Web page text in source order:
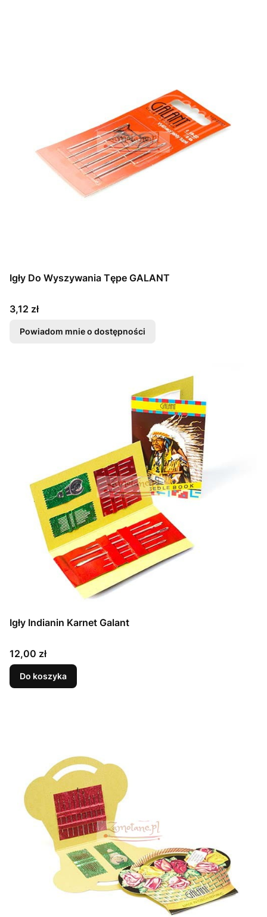
Igły Do Wyszywania Tępe GALANT
Cena
3,12 zł
Powiadom mnie o dostępności
Igły Indianin Karnet Galant
Cena
12,00 zł
Do koszyka